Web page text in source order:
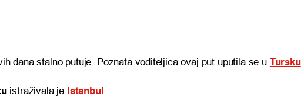
dana stalno putuje. Poznata voditeljica ovaj put uputila se u Tursku.
istraživala je Istanbul.